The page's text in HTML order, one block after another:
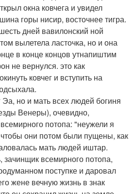
окна ковчега и увидел
горы нисир, восточнее тигра.
дней вавилонский ной
вылетела ласточка, но и она
в конце концов утнапиштим
не вернулся. это как
ковчег и вступить на
но и мать всех людей богиня
Венеры), очевидно,
потопа: "неужели я
они потом были пущены, как
мать людей иштар.
зачинщик всемирного потопа,
поступке и даровал
жене вечную жизнь в знак